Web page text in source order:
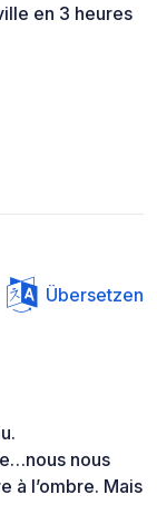
en 3 heures
Übersetzen
nous
à l’ombre. Mais